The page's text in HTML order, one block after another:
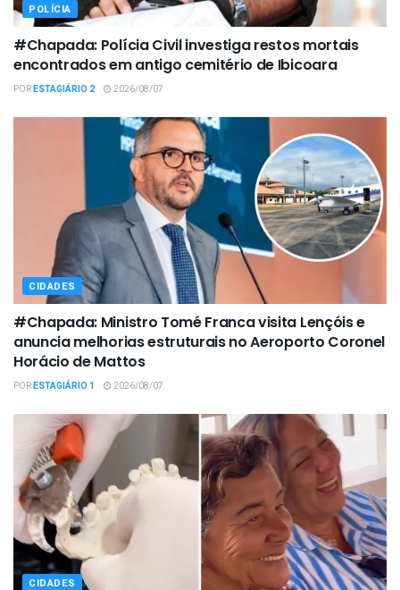
POLÍCIA
#Chapada: Polícia Civil investiga restos mortais
encontrados em antigo cemitério de Ibicoara
PORESTAGIÁRIO 2 2026/08/07
CIDADES
#Chapada: Ministro Tomé Franca visita Lençóis e
anuncia melhorias estruturais no Aeroporto Coronel
Horácio de Mattos
PORESTAGIÁRIO 1 2026/08/07
CIDADES